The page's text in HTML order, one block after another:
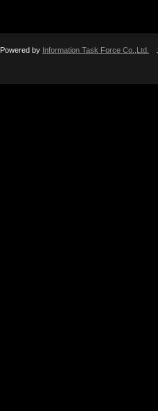
Powered by Information Task Force Co.,Ltd.